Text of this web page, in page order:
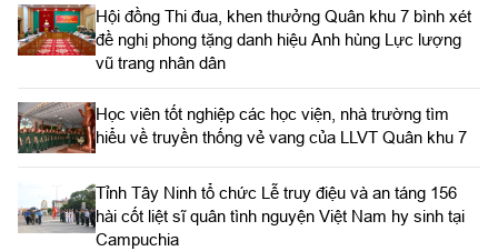
Hội đồng Thi đua, khen thưởng Quân khu 7 bình xét
đề nghị phong tặng danh hiệu Anh hùng Lực lượng
vũ trang nhân dân
Học viên tốt nghiệp các học viện, nhà trường tìm
hiểu về truyền thống vẻ vang của LLVT Quân khu 7
​Tỉnh Tây Ninh tổ chức Lễ truy điệu và an táng 156
hài cốt liệt sĩ quân tình nguyện Việt Nam hy sinh tại
Campuchia